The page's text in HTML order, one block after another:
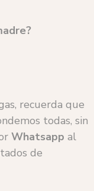
recuerda que
todas, sin
Whatsapp al
de